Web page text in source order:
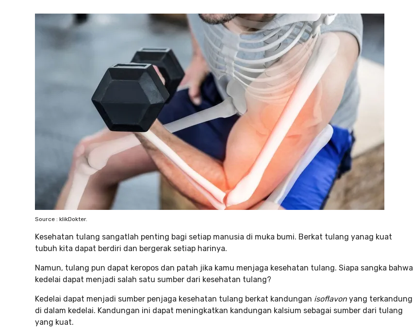
Source : klikDokter.
Kesehatan tulang sangatlah penting bagi setiap manusia di muka bumi. Berkat tulang yanag kuat
tubuh kita dapat berdiri dan bergerak setiap harinya.
Namun, tulang pun dapat keropos dan patah jika kamu menjaga kesehatan tulang. Siapa sangka bahwa
kedelai dapat menjadi salah satu sumber dari kesehatan tulang?
Kedelai dapat menjadi sumber penjaga kesehatan tulang berkat kandungan isoflavon yang terkandung
di dalam kedelai. Kandungan ini dapat meningkatkan kandungan kalsium sebagai sumber dari tulang
yang kuat.